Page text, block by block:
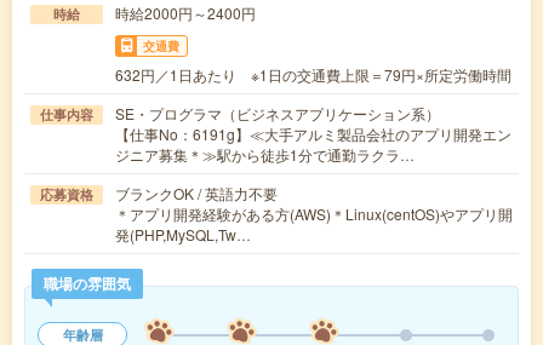
時給 時給2000円～2400円
交通費
632円／1日あたり ※1日の交通費上限＝79円×所定労働時間
仕事内容
SE・プログラマ（ビジネスアプリケーション系）
【仕事No：6191g】≪大手アルミ製品会社のアプリ開発エン
ジニア募集＊≫駅から徒歩1分で通勤ラクラ…
応募資格
ブランクOK / 英語力不要
＊アプリ開発経験がある方(AWS)＊Linux(centOS)やアプリ開
発(PHP,MySQL,Tw…
職場の雰囲気
年齢層